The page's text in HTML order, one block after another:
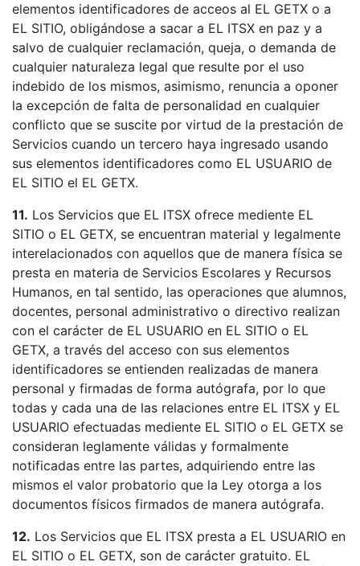
elementos identificadores de acceos al EL GETX o a
EL SITIO, obligándose a sacar a EL ITSX en paz y a
salvo de cualquier reclamación, queja, o demanda de
cualquier naturaleza legal que resulte por el uso
indebido de los mismos, asimismo, renuncia a oponer
la excepción de falta de personalidad en cualquier
conflicto que se suscite por virtud de la prestación de
Servicios cuando un tercero haya ingresado usando
sus elementos identificadores como EL USUARIO de
EL SITIO el EL GETX.
11. Los Servicios que EL ITSX ofrece mediente EL
SITIO o EL GETX, se encuentran material y legalmente
interelacionados con aquellos que de manera física se
presta en materia de Servicios Escolares y Recursos
Humanos, en tal sentido, las operaciones que alumnos,
docentes, personal administrativo o directivo realizan
con el carácter de EL USUARIO en EL SITIO o EL
GETX, a través del acceso con sus elementos
identificadores se entienden realizadas de manera
personal y firmadas de forma autógrafa, por lo que
todas y cada una de las relaciones entre EL ITSX y EL
USUARIO efectuadas mediente EL SITIO o EL GETX se
consideran leglamente válidas y formalmente
notificadas entre las partes, adquiriendo entre las
mismos el valor probatorio que la Ley otorga a los
documentos físicos firmados de manera autógrafa.
12. Los Servicios que EL ITSX presta a EL USUARIO en
EL SITIO o EL GETX, son de carácter gratuito. EL